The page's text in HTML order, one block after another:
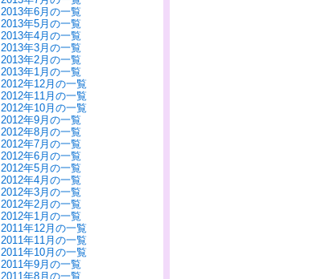
2013年6月の一覧
2013年5月の一覧
2013年4月の一覧
2013年3月の一覧
2013年2月の一覧
2013年1月の一覧
2012年12月の一覧
2012年11月の一覧
2012年10月の一覧
2012年9月の一覧
2012年8月の一覧
2012年7月の一覧
2012年6月の一覧
2012年5月の一覧
2012年4月の一覧
2012年3月の一覧
2012年2月の一覧
2012年1月の一覧
2011年12月の一覧
2011年11月の一覧
2011年10月の一覧
2011年9月の一覧
2011年8月の一覧